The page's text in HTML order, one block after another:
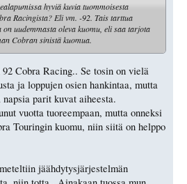
hyviä kuvia tuommoisesta
Racingista? Eli vm. -92. Tais tarttua
uudemmasta oleva kuomu, eli saa tarjota
Cobran sinistä kuomua.
Cobra Racing.. Se tosin on vielä
ja loppujen osien hankintaa, mutta
parit kuvat aiheesta.
vuotta tuoreempaan, mutta onneksi
Touringin kuomu, niin siitä on helppo
jäähdytysjärjestelmän